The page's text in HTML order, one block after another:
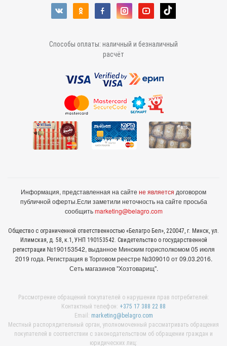
Способы оплаты: наличный и безналичный
расчёт
Информация, представленная на сайте не является договором
публичной оферты.Если заметили неточность на сайте просьба
сообщитьmarketing@belagro.com
Общество с ограниченной ответственностью «Белагро Бел», 220047, г. Минск, ул.
Илимская, д. 58, к.1, УНП 190153542. Свидетельство о государственной
регистрации №190153542, выданное Минcким горисполкомом 05 июля
2019 года. Регистрация в Торговом реестре №309010 от 09.03.2016.
Сеть магазинов "Хозтоварищ".
Рассмотрение обращений покупателей о нарушении прав потребителей:
Контактный телефон: +375 17 388 22 88
Email: marketing@belagro.com
Местный распорядительный орган, уполномоченный рассматривать обращения
покупателей в соответствии с законодательством об обращении граждан и
юридических лиц: